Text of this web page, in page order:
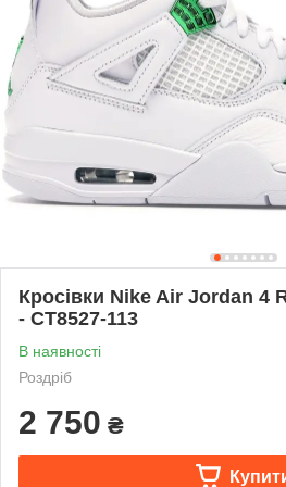
Кросівки Nike Air Jordan 4
- CT8527-113
В наявності
Роздріб
2 750 ₴